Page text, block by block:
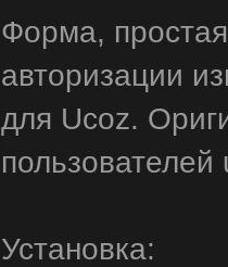
Форма,
авторизации
для Ucoz.
пользователей
Установка: